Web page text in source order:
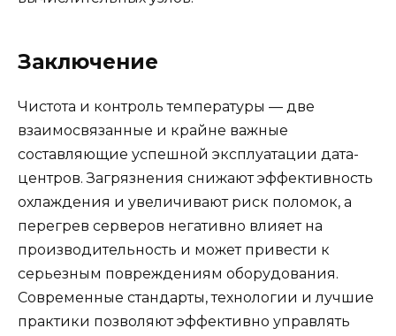
Заключение
Чистота и контроль температуры — две
взаимосвязанные и крайне важные
составляющие успешной эксплуатации дата-
центров. Загрязнения снижают эффективность
охлаждения и увеличивают риск поломок, а
перегрев серверов негативно влияет на
производительность и может привести к
серьезным повреждениям оборудования.
Современные стандарты, технологии и лучшие
практики позволяют эффективно управлять